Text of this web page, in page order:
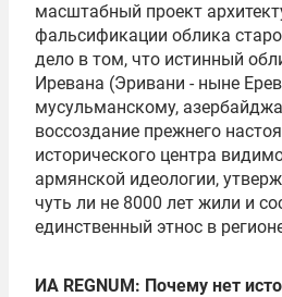
масштабный проект
фальсификации облика
дело в том, что истинный
Иревана (Эривани - ныне
мусульманскому,
воссоздание прежнего
исторического центра
армянской идеологии,
чуть ли не 8000 лет жили и
единственный этнос в
ИА REGNUM: Почему нет